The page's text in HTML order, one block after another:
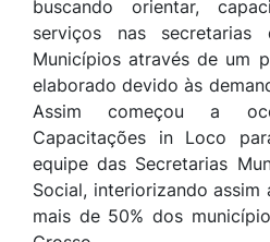
buscando orientar,
serviços nas
Municípios através de um
elaborado devido às
Assim começou a
Capacitações in Loco
equipe das Secretarias
Social, interiorizando assim
mais de 50% dos